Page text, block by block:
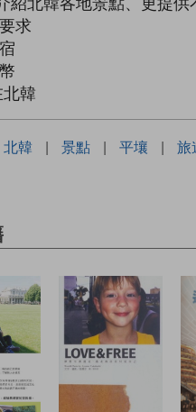
求
北韓
北韓 | 景點 | 平壤 | 旅